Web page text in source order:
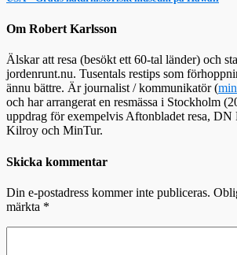
Om Robert Karlsson
Älskar att resa (besökt ett 60-tal länder) och
jordenrunt.nu. Tusentals restips som
ännu bättre. Är journalist / kommunikatör (
och har arrangerat en resmässa i Stockholm
uppdrag för exempelvis Aftonbladet resa, DN
Kilroy och MinTur.
Skicka kommentar
Din e-postadress kommer inte publiceras.
märkta *